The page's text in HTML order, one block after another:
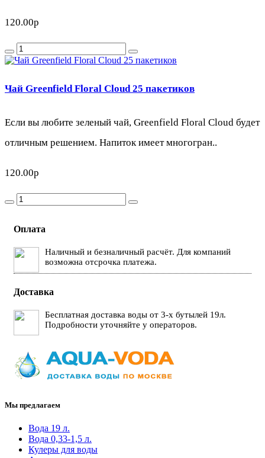
120.00р
Чай Greenfield Floral Cloud 25 пакетиков
Если вы любите зеленый чай, Greenfield Floral Cloud будет
отличным решением. Напиток имеет многогран..
120.00р
Оплата
Наличный и безналичный расчёт. Для компаний
возможна отсрочка платежа.
Доставка
Бесплатная доставка воды от 3-х бутылей 19л.
Подробности уточняйте у операторов.
Мы предлагаем
Вода 19 л.
Вода 0,33-1,5 л.
Кулеры для воды